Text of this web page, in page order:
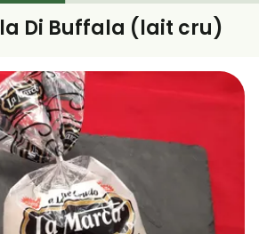
Di Buffala (lait cru)